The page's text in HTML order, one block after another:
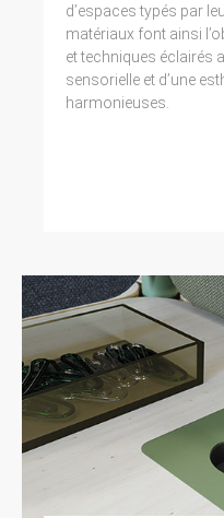
d’espaces typés par
matériaux font ainsi
et techniques éclairés
sensorielle et d’une
harmonieuses.